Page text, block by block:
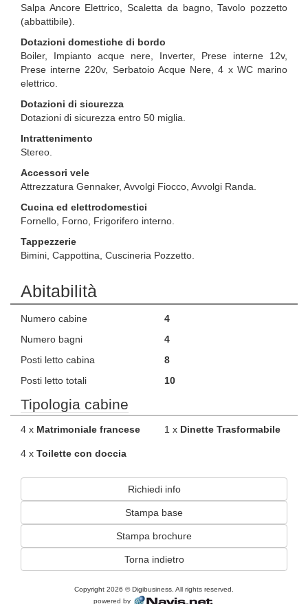
Salpa Ancore Elettrico, Scaletta da bagno, Tavolo pozzetto
(abbattibile).
Dotazioni domestiche di bordo
Boiler, Impianto acque nere, Inverter, Prese interne 12v,
Prese interne 220v, Serbatoio Acque Nere, 4 x WC marino
elettrico.
Dotazioni di sicurezza
Dotazioni di sicurezza entro 50 miglia.
Intrattenimento
Stereo.
Accessori vele
Attrezzatura Gennaker, Avvolgi Fiocco, Avvolgi Randa.
Cucina ed elettrodomestici
Fornello, Forno, Frigorifero interno.
Tappezzerie
Bimini, Cappottina, Cuscineria Pozzetto.
Abitabilità
Numero cabine
4
Numero bagni
4
Posti letto cabina
8
Posti letto totali
10
Tipologia cabine
4 x Matrimoniale francese 1 x Dinette Trasformabile
4 x Toilette con doccia
Richiedi info
Stampa base
Stampa brochure
Torna indietro
Copyright 2026 © Digibusiness. All rights reserved.
powered by